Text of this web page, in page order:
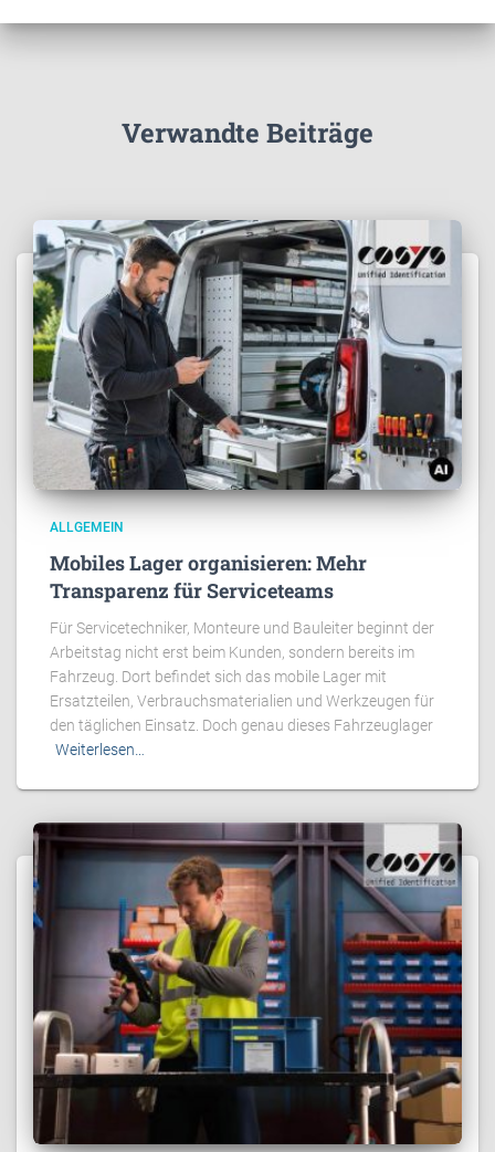
Verwandte Beiträge
ALLGEMEIN
Mobiles Lager organisieren: Mehr
Transparenz für Serviceteams
Für Servicetechniker, Monteure und Bauleiter beginnt der
Arbeitstag nicht erst beim Kunden, sondern bereits im
Fahrzeug. Dort befindet sich das mobile Lager mit
Ersatzteilen, Verbrauchsmaterialien und Werkzeugen für
den täglichen Einsatz. Doch genau dieses Fahrzeuglager
Weiterlesen…